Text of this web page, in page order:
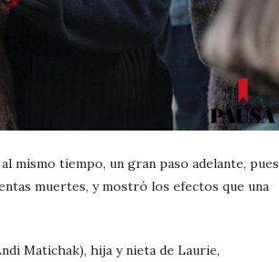
mismo tiempo, un gran paso adelante, pues
muertes, y mostró los efectos que una
Matichak), hija y nieta de Laurie,